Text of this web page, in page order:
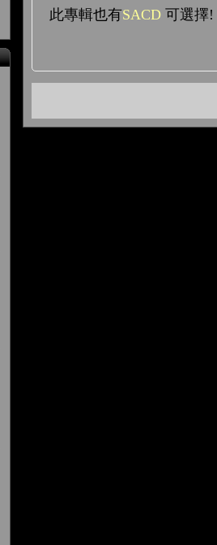
此專輯也有SACD 可選擇!